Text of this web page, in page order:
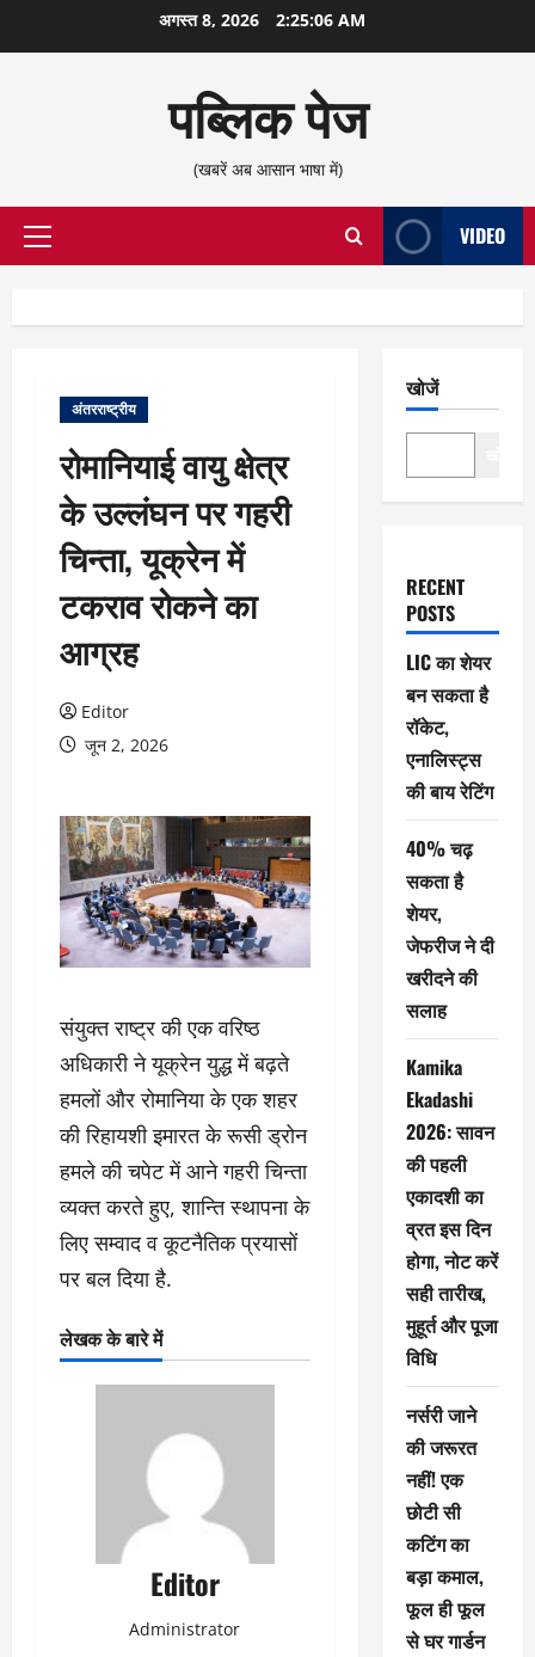
सामग्री
अगस्त 8, 2026 2:25:06 AM
पब्लिक पेज
(खबरें अब आसान भाषा में)
प्राथमिक
VIDEO
अंतरराष्ट्रीय
रोमानियाई वायु क्षेत्र
के उल्लंघन पर गहरी
चिन्ता, यूक्रेन में
टकराव रोकने का
आग्रह
Editor
जून 2, 2026
संयुक्त राष्ट्र की एक वरिष्ठ
अधिकारी ने यूक्रेन युद्ध में बढ़ते
हमलों और रोमानिया के एक शहर
की रिहायशी इमारत के रूसी ड्रोन
हमले की चपेट में आने गहरी चिन्ता
व्यक्त करते हुए, शान्ति स्थापना के
लिए सम्वाद व कूटनैतिक प्रयासों
पर बल दिया है.
लेखक के बारे में
Editor
Administrator
खोजें
RECENT
POSTS
LIC का शेयर
बन सकता है
रॉकेट,
एनालिस्ट्स
की बाय रेटिंग
40% चढ़
सकता है
शेयर,
जेफरीज ने दी
खरीदने की
सलाह
Kamika
Ekadashi
2026: सावन
की पहली
एकादशी का
व्रत इस दिन
होगा, नोट करें
सही तारीख,
मुहूर्त और पूजा
विधि
नर्सरी जाने
की जरूरत
नहीं! एक
छोटी सी
कटिंग का
बड़ा कमाल,
फूल ही फूल
से घर गार्डन